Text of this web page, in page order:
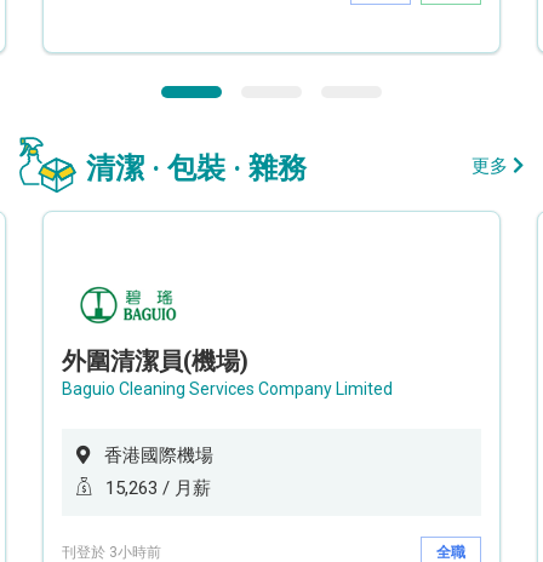
清潔 · 包裝 · 雜務 更多
外圍清潔員(機場)
Baguio Cleaning Services Company Limited
香港國際機場
15,263 / 月薪
刊登於 3小時前 全職